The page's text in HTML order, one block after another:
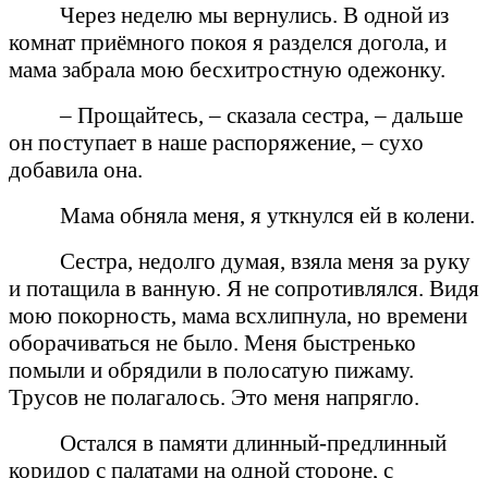
Через неделю мы вернулись. В одной из
комнат приёмного покоя я разделся догола, и
мама забрала мою бесхитростную одежонку.
– Прощайтесь, – сказала сестра, – дальше
он поступает в наше распоряжение, – сухо
добавила она.
Мама обняла меня, я уткнулся ей в колени.
Сестра, недолго думая, взяла меня за руку
и потащила в ванную. Я не сопротивлялся. Видя
мою покорность, мама всхлипнула, но времени
оборачиваться не было. Меня быстренько
помыли и обрядили в полосатую пижаму.
Трусов не полагалось. Это меня напрягло.
Остался в памяти длинный-предлинный
коридор с палатами на одной стороне, с